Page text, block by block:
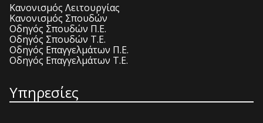
Κανονισμός Λειτουργίας
Κανονισμός Σπουδών
Οδηγός Σπουδών Π.Ε.
Οδηγός Σπουδών Τ.Ε.
Οδηγός Επαγγελμάτων Π.Ε.
Οδηγός Επαγγελμάτων Τ.Ε.
Υπηρεσίες